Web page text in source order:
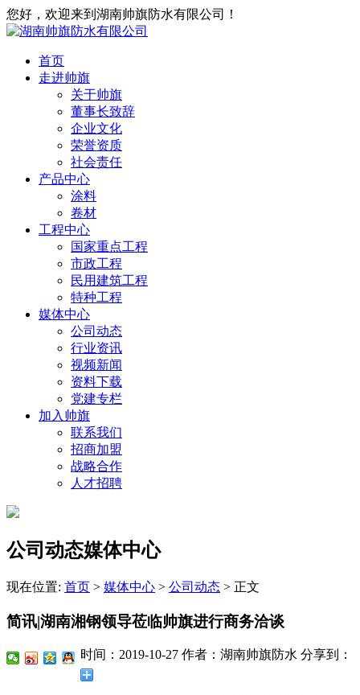
您好，欢迎来到湖南帅旗防水有限公司！
首页
走进帅旗
关于帅旗
董事长致辞
企业文化
荣誉资质
社会责任
产品中心
涂料
卷材
工程中心
国家重点工程
市政工程
民用建筑工程
特种工程
媒体中心
公司动态
行业资讯
视频新闻
资料下载
党建专栏
加入帅旗
联系我们
招商加盟
战略合作
人才招聘
公司动态媒体中心
现在位置: 首页 > 媒体中心 > 公司动态 > 正文
简讯|湖南湘钢领导莅临帅旗进行商务洽谈
时间：2019-10-27 作者：湖南帅旗防水 分享到：